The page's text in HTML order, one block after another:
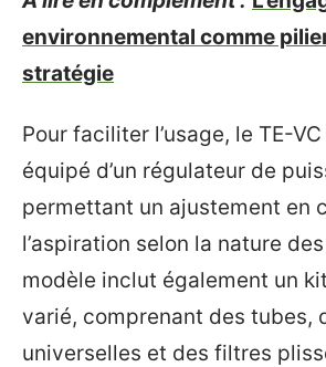
environnemental comme
stratégie
Pour faciliter l’usage, le TE-
équipé d’un régulateur de
permettant un ajustement en
l’aspiration selon la nature
modèle inclut également un
varié, comprenant des tubes,
universelles et des filtres